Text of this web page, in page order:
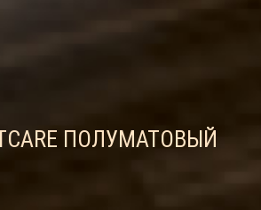
ПОЛУМАТОВЫЙ